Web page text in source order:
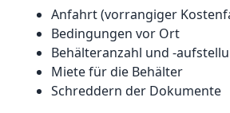
Anfahrt (vorrangiger
Bedingungen vor Ort
Behälteranzahl und -
Miete für die Behälter
Schreddern der Dokumente